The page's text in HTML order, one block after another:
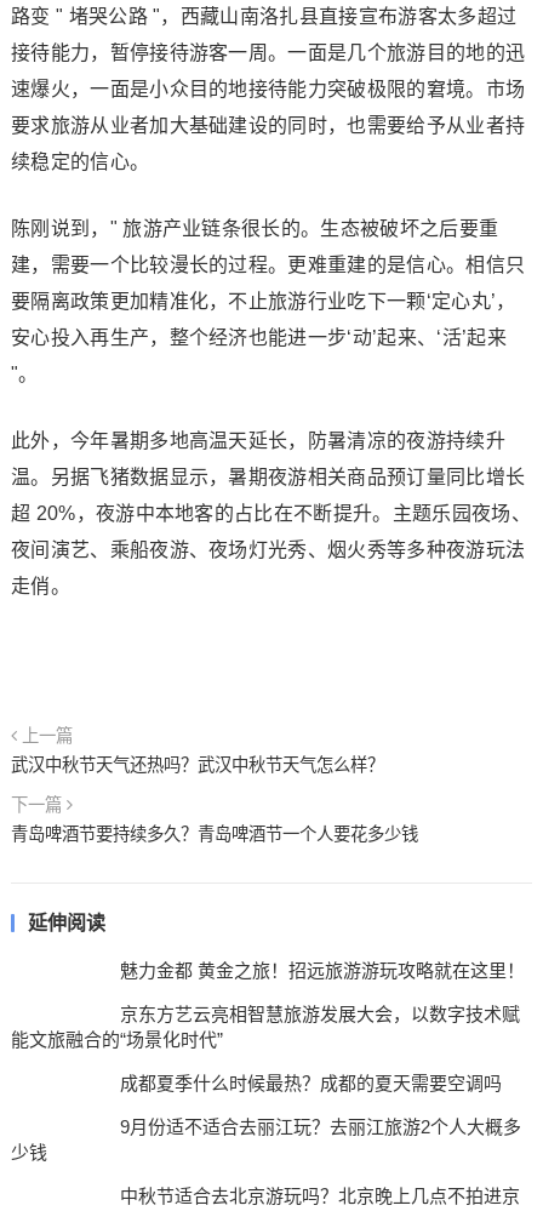
路变 " 堵哭公路 "，西藏山南洛扎县直接宣布游客太多超过
接待能力，暂停接待游客一周。一面是几个旅游目的地的迅
速爆火，一面是小众目的地接待能力突破极限的窘境。市场
要求旅游从业者加大基础建设的同时，也需要给予从业者持
续稳定的信心。
陈刚说到，" 旅游产业链条很长的。生态被破坏之后要重
建，需要一个比较漫长的过程。更难重建的是信心。相信只
要隔离政策更加精准化，不止旅游行业吃下一颗‘定心丸’，
安心投入再生产，整个经济也能进一步‘动’起来、‘活’起来
"。
此外，今年暑期多地高温天延长，防暑清凉的夜游持续升
温。另据飞猪数据显示，暑期夜游相关商品预订量同比增长
超 20%，夜游中本地客的占比在不断提升。主题乐园夜场、
夜间演艺、乘船夜游、夜场灯光秀、烟火秀等多种夜游玩法
走俏。
上一篇
武汉中秋节天气还热吗？武汉中秋节天气怎么样？
下一篇
青岛啤酒节要持续多久？青岛啤酒节一个人要花多少钱
延伸阅读
魅力金都 黄金之旅！招远旅游游玩攻略就在这里！
京东方艺云亮相智慧旅游发展大会，以数字技术赋
能文旅融合的“场景化时代”
成都夏季什么时候最热？成都的夏天需要空调吗
9月份适不适合去丽江玩？去丽江旅游2个人大概多
少钱
中秋节适合去北京游玩吗？北京晚上几点不拍进京